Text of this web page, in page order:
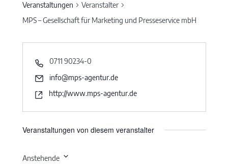
Veranstaltungen
Veranstalter
MPS – Gesellschaft für Marketing und Presseservice mbH
0711 90234-0
info@mps-agentur.de
http://www.mps-agentur.de
Veranstaltungen von diesem veranstalter
Anstehende